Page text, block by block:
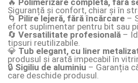
Siguranță și confort, chiar și în
🌀Pilire lejeră, fără încărcare –
efort suplimentar pentru bit sau
🔄 Versatilitate profesională –
tipsuri reutilizabile.
💎 Tub elegant, cu liner
produsul și arată impecabil în
🔒 Sigiliu de aluminiu – Garanția
care deschide produsul.